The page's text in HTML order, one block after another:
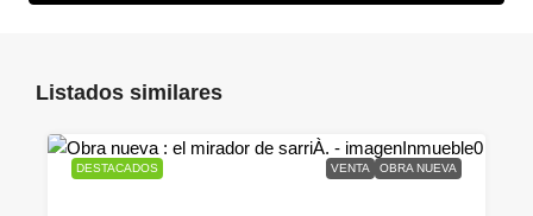
Listados similares
DESTACADOS VENTA OBRA NUEVA